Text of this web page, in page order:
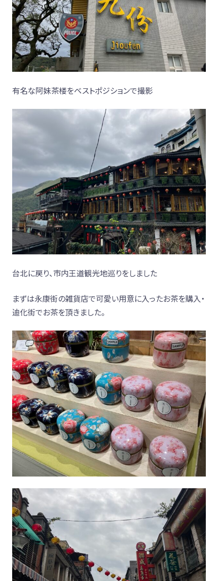
有名な阿妹茶楼をベストポジションで撮影
台北に戻り、市内王道観光地巡りをしました
まずは永康街の雑貨店で可愛い用意に入ったお茶を購入・
迪化街でお茶を頂きました。